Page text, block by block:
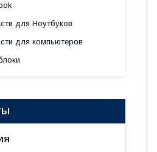
для Ноутбуков
для компьютеров